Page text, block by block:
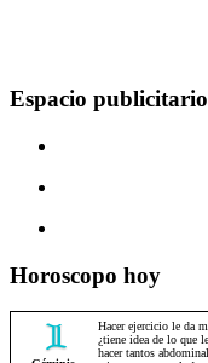
Espacio publicitario
Horoscopo hoy